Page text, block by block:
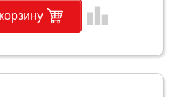
leaderboard